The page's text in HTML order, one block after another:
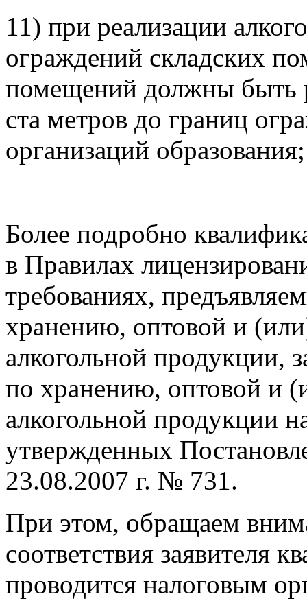
11) при реализации
ограждений складских
помещений должны быть
ста метров до границ
организаций образования;
Более подробно
в Правилах
требованиях,
хранению, оптовой и
алкогольной продукции,
по хранению, оптовой и
алкогольной продукции
утвержденных
23.08.2007 г. № 731.
При этом, обращаем
соответствия заявителя
проводится налоговым